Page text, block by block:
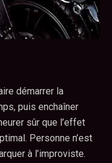
démarrer la
puis enchaîner
sûr que l’effet
Personne n’est
à l’improviste.